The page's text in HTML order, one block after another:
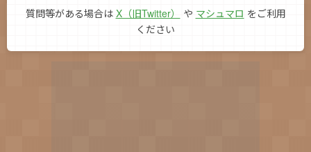
質問等がある場合は X（旧Twitter） や マシュマロ をご利用
ください